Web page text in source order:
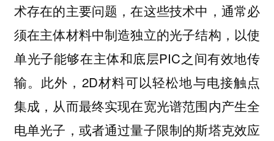
术存在的主要问题，在这些技术中，通常必
须在主体材料中制造独立的光子结构，以使
单光子能够在主体和底层PIC之间有效地传
输。此外，2D材料可以轻松地与电接触点
集成，从而最终实现在宽光谱范围内产生全
电单光子，或者通过量子限制的斯塔克效应